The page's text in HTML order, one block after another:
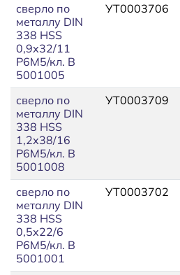
сверло по
металлу DIN
338 HSS
0,9х32/11
Р6М5/кл. В
5001005
УТ0003706
сверло по
металлу DIN
338 HSS
1,2х38/16
Р6М5/кл. В
5001008
УТ0003709
сверло по
металлу DIN
338 HSS
0,5х22/6
Р6М5/кл. В
5001001
УТ0003702